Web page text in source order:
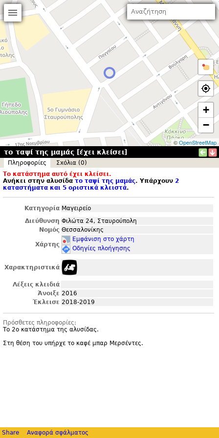
+
−
©OpenStreetMap
το ταψί της μαμάς [έχει κλείσει]
Πληροφορίες
Σxόλια (0)
Το κατάστημα αυτό έχει κλείσει.
Ανήκει στην αλυσίδα το ταψί της μαμάς. Υπάρχουν 2
καταστήματα και 5 οριστικά κλειστά.
Κατηγορία Μαγειρείο
Διεύθυνση Φιλώτα 24, Σταυρούπολη
Νομός Θεσσαλονίκης
Χάρτης
Εμφάνιση στο χάρτη
Οδηγίες πλοήγησης
Χαρακτηριστικά
Λέξεις κλειδιά
Άνοιξε 2016
Έκλεισε 2018-2019
Πρόσθετες πληροφορίες:
Το 2ο κατάστημα της αλυσίδας.
Στη θέση του υπήρχε το καφέ μπαρ Μερσέντες.
Share Αναφορά σφάλματος